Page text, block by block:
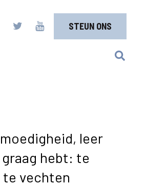
STEUN ONS
leer
hebt: te
te vechten